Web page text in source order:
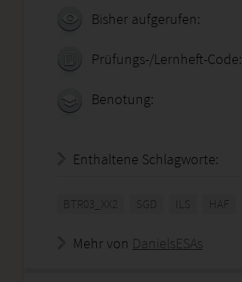
Bisher aufgerufen:
Prüfungs-/Lernheft-Code:
Benotung:
Enthaltene Schlagworte:
BTR03_XX2 SGD ILS HAF
Mehr von DanielsESAs